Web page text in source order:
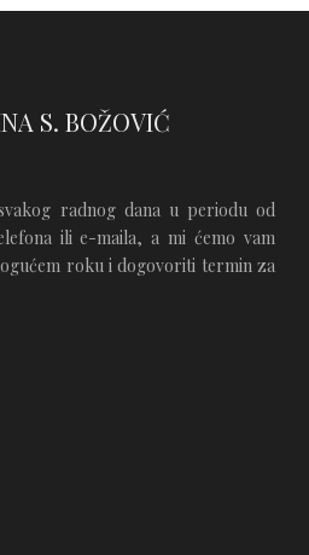
S. BOŽOVIĆ
radnog dana u periodu od
ili e-maila, a mi ćemo vam
roku i dogovoriti termin za